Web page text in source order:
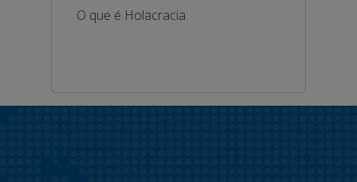
O que é Holacracia